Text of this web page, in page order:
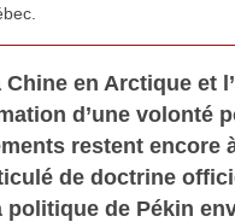
en Arctique et
d’une volonté
restent encore
de doctrine
politique de Pékin